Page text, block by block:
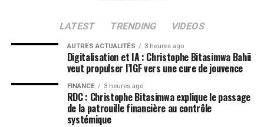
LATEST TRENDING VIDEOS
AUTRES ACTUALITÉS 3 heures ago
Digitalisation et IA : Christophe Bitasimwa Bahii
veut propulser l’IGF vers une cure de jouvence
FINANCE 3 heures ago
RDC : Christophe Bitasimwa explique le passage
de la patrouille financière au contrôle
systémique